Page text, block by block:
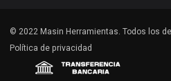
© 2022 Masin Herramientas. Todos los
Política de privacidad